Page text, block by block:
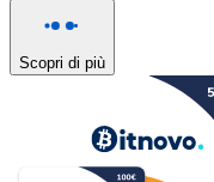
Scopri di più